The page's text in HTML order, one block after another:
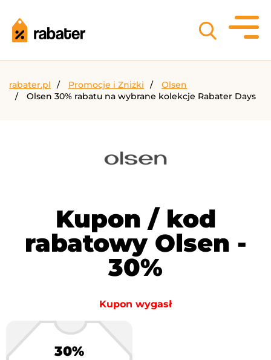
rabater.pl Promocje i Zniżki
Olsen
Olsen 30% rabatu na wybrane kolekcje Rabater Days
Kupon / kod
rabatowy Olsen -
30%
Kupon wygasł
30%